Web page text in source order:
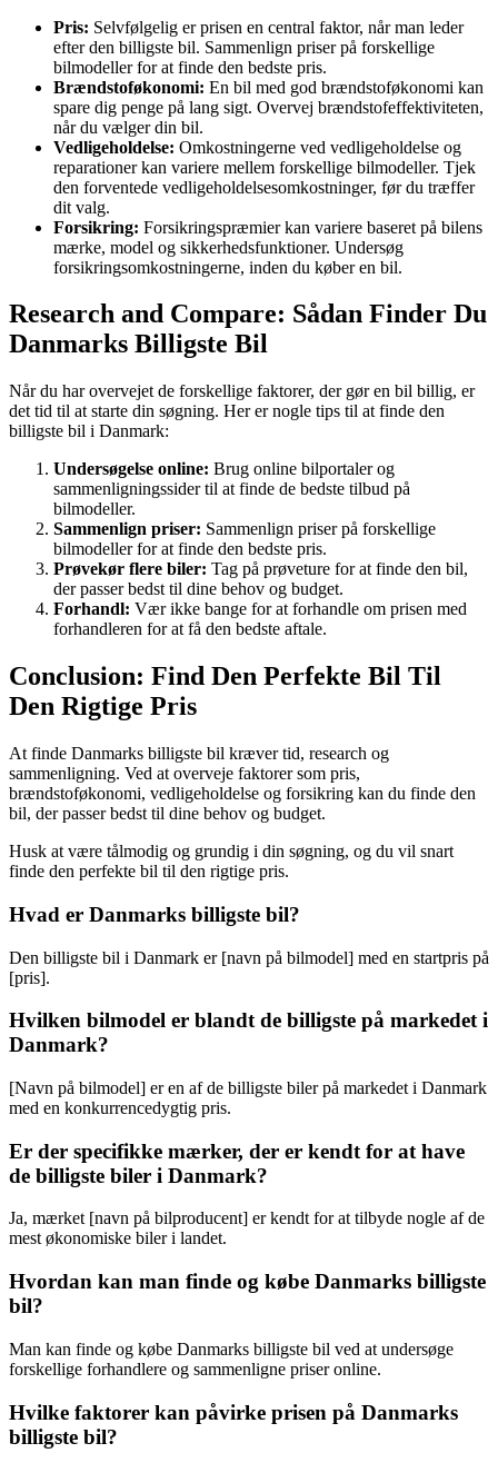
Pris: Selvfølgelig er prisen en central faktor, når man leder
efter den billigste bil. Sammenlign priser på forskellige
bilmodeller for at finde den bedste pris.
Brændstoføkonomi: En bil med god brændstoføkonomi kan
spare dig penge på lang sigt. Overvej brændstofeffektiviteten,
når du vælger din bil.
Vedligeholdelse: Omkostningerne ved vedligeholdelse og
reparationer kan variere mellem forskellige bilmodeller. Tjek
den forventede vedligeholdelsesomkostninger, før du træffer
dit valg.
Forsikring: Forsikringspræmier kan variere baseret på bilens
mærke, model og sikkerhedsfunktioner. Undersøg
forsikringsomkostningerne, inden du køber en bil.
Research and Compare: Sådan Finder Du
Danmarks Billigste Bil
Når du har overvejet de forskellige faktorer, der gør en bil billig, er
det tid til at starte din søgning. Her er nogle tips til at finde den
billigste bil i Danmark:
Undersøgelse online: Brug online bilportaler og
sammenligningssider til at finde de bedste tilbud på
bilmodeller.
Sammenlign priser: Sammenlign priser på forskellige
bilmodeller for at finde den bedste pris.
Prøvekør flere biler: Tag på prøveture for at finde den bil,
der passer bedst til dine behov og budget.
Forhandl: Vær ikke bange for at forhandle om prisen med
forhandleren for at få den bedste aftale.
Conclusion: Find Den Perfekte Bil Til
Den Rigtige Pris
At finde Danmarks billigste bil kræver tid, research og
sammenligning. Ved at overveje faktorer som pris,
brændstoføkonomi, vedligeholdelse og forsikring kan du finde den
bil, der passer bedst til dine behov og budget.
Husk at være tålmodig og grundig i din søgning, og du vil snart
finde den perfekte bil til den rigtige pris.
Hvad er Danmarks billigste bil?
Den billigste bil i Danmark er [navn på bilmodel] med en startpris på
[pris].
Hvilken bilmodel er blandt de billigste på markedet i
Danmark?
[Navn på bilmodel] er en af de billigste biler på markedet i Danmark
med en konkurrencedygtig pris.
Er der specifikke mærker, der er kendt for at have
de billigste biler i Danmark?
Ja, mærket [navn på bilproducent] er kendt for at tilbyde nogle af de
mest økonomiske biler i landet.
Hvordan kan man finde og købe Danmarks billigste
bil?
Man kan finde og købe Danmarks billigste bil ved at undersøge
forskellige forhandlere og sammenligne priser online.
Hvilke faktorer kan påvirke prisen på Danmarks
billigste bil?